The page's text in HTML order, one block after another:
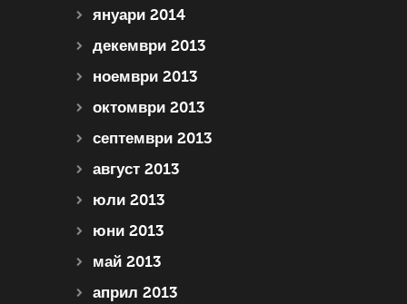
януари 2014
декември 2013
ноември 2013
октомври 2013
септември 2013
август 2013
юли 2013
юни 2013
май 2013
април 2013